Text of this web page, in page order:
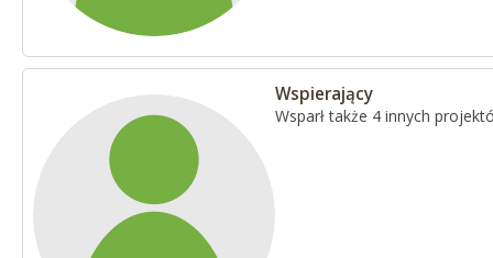
Wspierający
Wsparł także 4 innych